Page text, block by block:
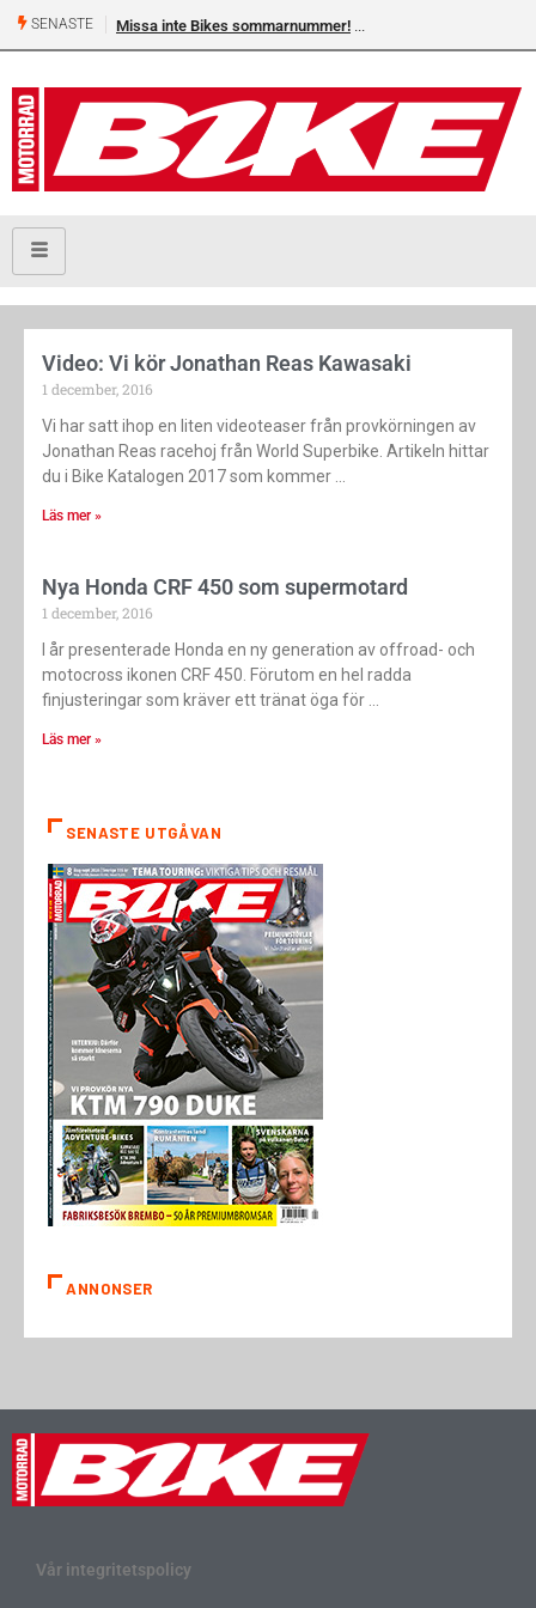
SENASTE Missa inte Bikes sommarnummer!
Video: Vi kör Jonathan Reas Kawasaki
1 december, 2016
Vi har satt ihop en liten videoteaser från provkörningen av
Jonathan Reas racehoj från World Superbike. Artikeln hittar
du i Bike Katalogen 2017 som kommer
Läs mer »
Nya Honda CRF 450 som supermotard
1 december, 2016
I år presenterade Honda en ny generation av offroad- och
motocross ikonen CRF 450. Förutom en hel radda
finjusteringar som kräver ett tränat öga för
Läs mer »
SENASTE UTGÅVAN
ANNONSER
Vår integritetspolicy